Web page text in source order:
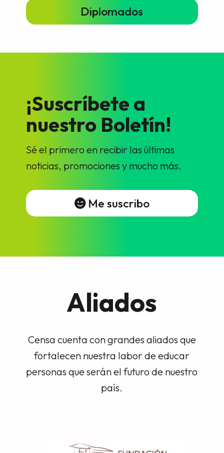
Diplomados
¡Suscríbete a
nuestro Boletín!
Sé el primero en recibir las últimas
noticias, promociones y mucho más.
Me suscribo
Aliados
Censa cuenta con grandes aliados que
fortalecen nuestra labor de educar
personas que serán el futuro de nuestro
país.